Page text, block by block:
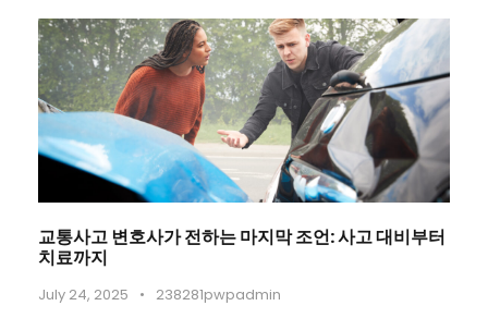
교통사고 변호사가 전하는 마지막 조언: 사고 대비부터
치료까지
July 24, 2025 • 238281pwpadmin